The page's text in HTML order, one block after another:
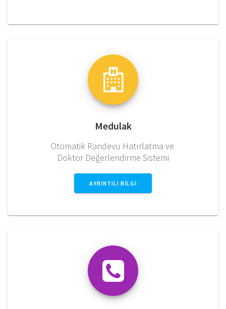
Medulak
Otomatik Randevu Hatırlatma ve
Doktor Değerlendirme Sistemi
AYRINTILI BILGI